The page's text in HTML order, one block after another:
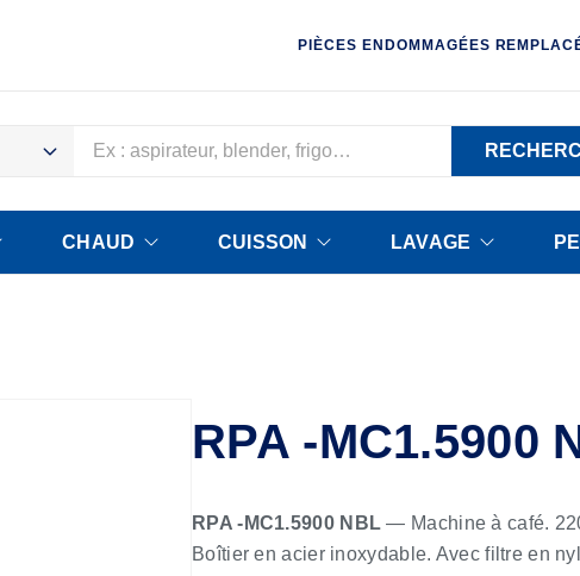
PIÈCES ENDOMMAGÉES
CHAUD CUISSON LAVAGE
RPA -MC1.5900
RPA -MC1.5900 NBL — Machine à café.
Boîtier en acier inoxydable. Avec filtre en